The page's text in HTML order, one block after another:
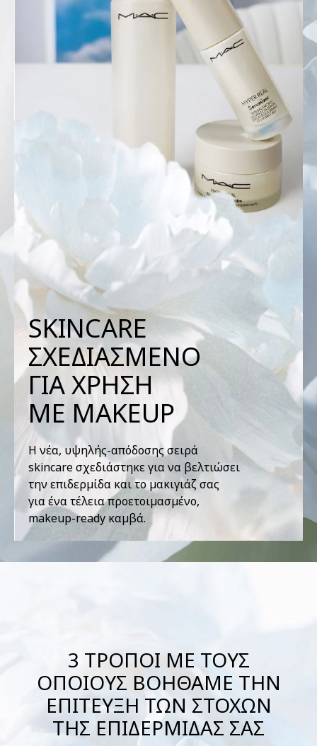
SKINCARE
ΣΧΕΔΙΑΣΜΕΝΟ
ΓΙΑ ΧΡΗΣΗ
ΜΕ MAKEUP
Η νέα, υψηλής-απόδοσης σειρά
skincare σχεδιάστηκε για να βελτιώσει
την επιδερμίδα και το μακιγιάζ σας
για ένα τέλεια προετοιμασμένο,
makeup-ready καμβά.
3 ΤΡΟΠΟΙ ΜΕ ΤΟΥΣ
ΟΠΟΙΟΥΣ ΒΟΗΘΑΜΕ ΤΗΝ
ΕΠΙΤΕΥΞΗ ΤΩΝ ΣΤΟΧΩΝ
ΤΗΣ ΕΠΙΔΕΡΜΙΔΑΣ ΣΑΣ